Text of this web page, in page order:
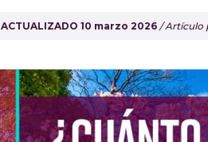
ACTUALIZADO 10 marzo 2026 / Artículo